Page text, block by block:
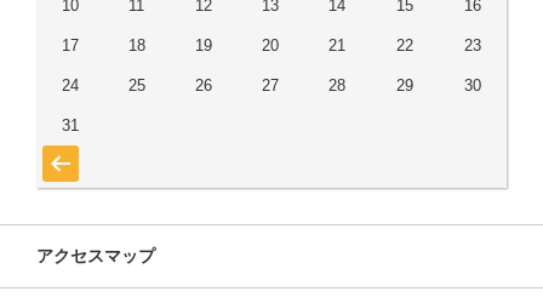
10 11 12 13 14 15 16
17 18 19 20 21 22 23
24 25 26 27 28 29 30
31
« 7月
アクセスマップ